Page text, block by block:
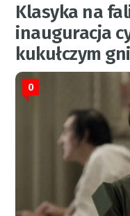
Klasyka na
inauguracja
kukułczym
0